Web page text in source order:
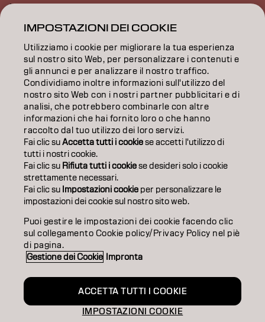
ISPIRAZIONE
FORMAZIONE
INFORMAZIONI
SALON FINDER
DIVENTA PARTNER
CONTATTACI
ImprontaPrivacy PolicyCookie Policy
Accessibilità
IT | Italian
Goldwell is part of
IMPOSTAZIONI DEI COOKIE
Utilizziamo i cookie per migliorare la tua esperienza
sul nostro sito Web, per personalizzare i contenuti e
gli annunci e per analizzare il nostro traffico.
Condividiamo inoltre informazioni sull'utilizzo del
nostro sito Web con i nostri partner pubblicitari e di
analisi, che potrebbero combinarle con altre
informazioni che hai fornito loro o che hanno
raccolto dal tuo utilizzo dei loro servizi.
Fai clic suAccetta tutti i cookiese accetti l'utilizzo di
tutti i nostri cookie.
Fai clic su Rifiuta tutti i cookiese desideri solo i cookie
strettamente necessari.
Fai clic su Impostazioni cookie per personalizzare le
impostazioni dei cookie sul nostro sito web.
Puoi gestire le impostazioni dei cookie facendo clic
sul collegamento Cookie policy/Privacy Policy nel piè
di pagina.
Gestione dei Cookie Impronta
IMPOSTAZIONI COOKIE
ACCETTA TUTTI I COOKIE